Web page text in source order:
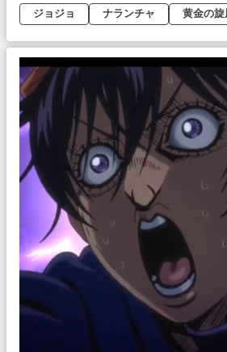
ジョジョ
ナランチャ 黄金の旋